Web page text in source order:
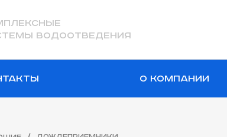
водоотведения
О компании